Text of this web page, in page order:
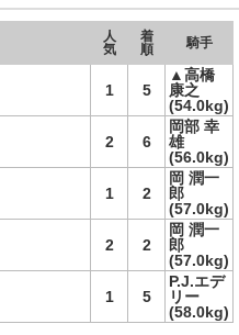
人
気
着
順
騎手
1 5
▲高橋
康之
(54.0kg)
2 6
岡部 幸
雄
(56.0kg)
1 2
岡 潤一
郎
(57.0kg)
2 2
岡 潤一
郎
(57.0kg)
1 5
P.J.エデ
リー
(58.0kg)